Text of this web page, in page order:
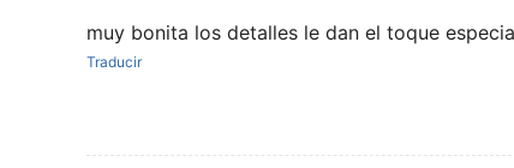
muy bonita los detalles le dan el toque
Traducir